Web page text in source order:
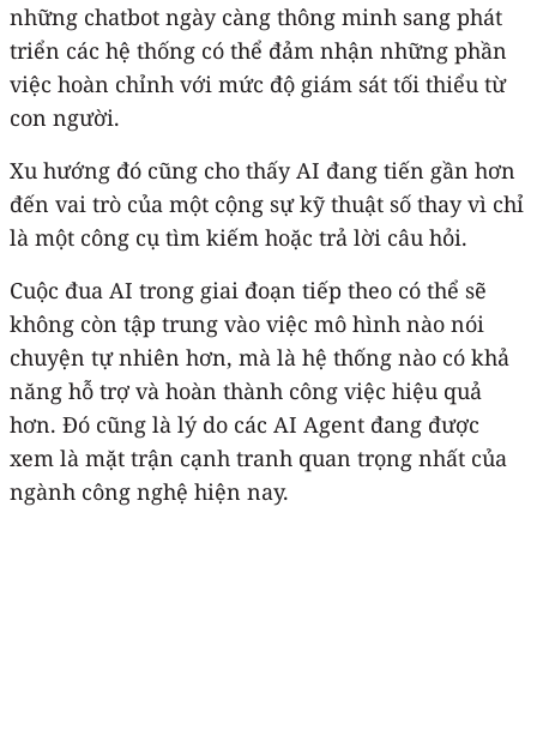
những chatbot ngày càng thông minh sang phát
triển các hệ thống có thể đảm nhận những phần
việc hoàn chỉnh với mức độ giám sát tối thiểu từ
con người.
Xu hướng đó cũng cho thấy AI đang tiến gần hơn
đến vai trò của một cộng sự kỹ thuật số thay vì chỉ
là một công cụ tìm kiếm hoặc trả lời câu hỏi.
Cuộc đua AI trong giai đoạn tiếp theo có thể sẽ
không còn tập trung vào việc mô hình nào nói
chuyện tự nhiên hơn, mà là hệ thống nào có khả
năng hỗ trợ và hoàn thành công việc hiệu quả
hơn. Đó cũng là lý do các AI Agent đang được
xem là mặt trận cạnh tranh quan trọng nhất của
ngành công nghệ hiện nay.